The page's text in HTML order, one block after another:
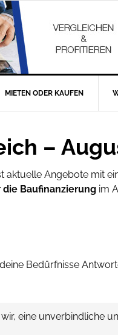
MIETEN ODER KAUFEN
–
aktuelle Angebote mit
die Baufinanzierung im
Bedürfnisse
eine unverbindliche